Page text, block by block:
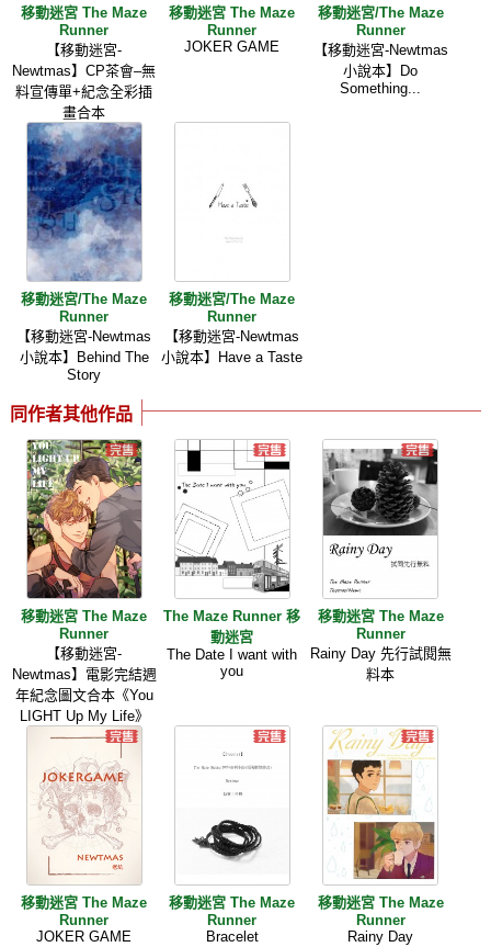
移動迷宮 The Maze
Runner
【移動迷宮-
Newtmas】CP茶會–無
料宣傳單+紀念全彩插
畫合本
移動迷宮 The Maze
Runner
JOKER GAME
移動迷宮/The Maze
Runner
【移動迷宮-Newtmas
小說本】Do
Something...
移動迷宮/The Maze
Runner
【移動迷宮-Newtmas
小說本】Behind The
Story
移動迷宮/The Maze
Runner
【移動迷宮-Newtmas
小說本】Have a Taste
同作者其他作品
移動迷宮 The Maze
Runner
【移動迷宮-
Newtmas】電影完結週
年紀念圖文合本《You
LIGHT Up My Life》
The Maze Runner 移
動迷宮
The Date I want with
you
移動迷宮 The Maze
Runner
Rainy Day 先行試閱無
料本
移動迷宮 The Maze
Runner
JOKER GAME
移動迷宮 The Maze
Runner
Bracelet
移動迷宮 The Maze
Runner
Rainy Day